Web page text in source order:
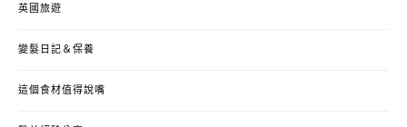
英國旅遊
變髮日記＆保養
這個食材值得說嘴